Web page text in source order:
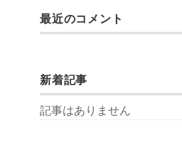
最近のコメント
新着記事
記事はありません